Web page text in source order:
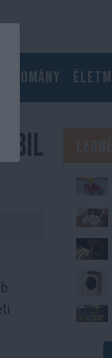
Tudomány